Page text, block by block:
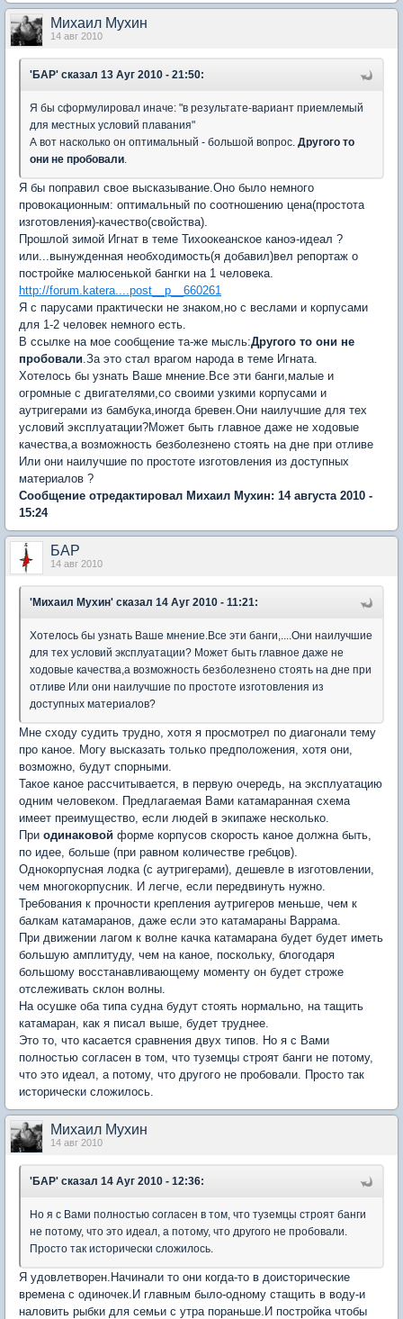
Михаил Мухин
14 авг 2010
'БАР' сказал 13 Ауг 2010 - 21:50:
Я бы сформулировал иначе: "в результате-вариант приемлемый
для местных условий плавания"
А вот насколько он оптимальный - большой вопрос. Другого то
они не пробовали.
Я бы поправил свое высказывание.Оно было немного
провокационным: оптимальный по соотношению цена(простота
изготовления)-качество(свойства).
Прошлой зимой Игнат в теме Тихоокеанское каноэ-идеал ?
или...вынужденная необходимость(я добавил)вел репортаж о
постройке малюсенькой бангки на 1 человека.
http://forum.katera....post__p__660261
Я с парусами практически не знаком,но с веслами и корпусами
для 1-2 человек немного есть.
В ссылке на мое сообщение та-же мысль:Другого то они не
пробовали.За это стал врагом народа в теме Игната.
Хотелось бы узнать Ваше мнение.Все эти банги,малые и
огромные с двигателями,со своими узкими корпусами и
аутригерами из бамбука,иногда бревен.Они наилучшие для тех
условий эксплуатации?Может быть главное даже не ходовые
качества,а возможность безболезнено стоять на дне при отливе
Или они наилучшие по простоте изготовления из доступных
материалов ?
Сообщение отредактировал Михаил Мухин: 14 августа 2010 -
15:24
БАР
14 авг 2010
'Михаил Мухин' сказал 14 Ауг 2010 - 11:21:
Хотелось бы узнать Ваше мнение.Все эти банги,....Они наилучшие
для тех условий эксплуатации? Может быть главное даже не
ходовые качества,а возможность безболезнено стоять на дне при
отливе Или они наилучшие по простоте изготовления из
доступных материалов?
Мне сходу судить трудно, хотя я просмотрел по диагонали тему
про каное. Могу высказать только предположения, хотя они,
возможно, будут спорными.
Такое каное рассчитывается, в первую очередь, на эксплуатацию
одним человеком. Предлагаемая Вами катамаранная схема
имеет преимущество, если людей в экипаже несколько.
При одинаковой форме корпусов скорость каное должна быть,
по идее, больше (при равном количестве гребцов).
Однокорпусная лодка (с аутригерами), дешевле в изготовлении,
чем многокорпусник. И легче, если передвинуть нужно.
Требования к прочности крепления аутригеров меньше, чем к
балкам катамаранов, даже если это катамараны Варрама.
При движении лагом к волне качка катамарана будет будет иметь
большую амплитуду, чем на каное, поскольку, блогодаря
большому восстанавливающему моменту он будет строже
отслеживать склон волны.
На осушке оба типа судна будут стоять нормально, на тащить
катамаран, как я писал выше, будет труднее.
Это то, что касается сравнения двух типов. Но я с Вами
полностью согласен в том, что туземцы строят банги не потому,
что это идеал, а потому, что другого не пробовали. Просто так
исторически сложилось.
Михаил Мухин
14 авг 2010
'БАР' сказал 14 Ауг 2010 - 12:36:
Но я с Вами полностью согласен в том, что туземцы строят банги
не потому, что это идеал, а потому, что другого не пробовали.
Просто так исторически сложилось.
Я удовлетворен.Начинали то они когда-то в доисторические
времена с одиночек.И главным было-одному стащить в воду-и
наловить рыбки для семьи с утра пораньше.И постройка чтобы